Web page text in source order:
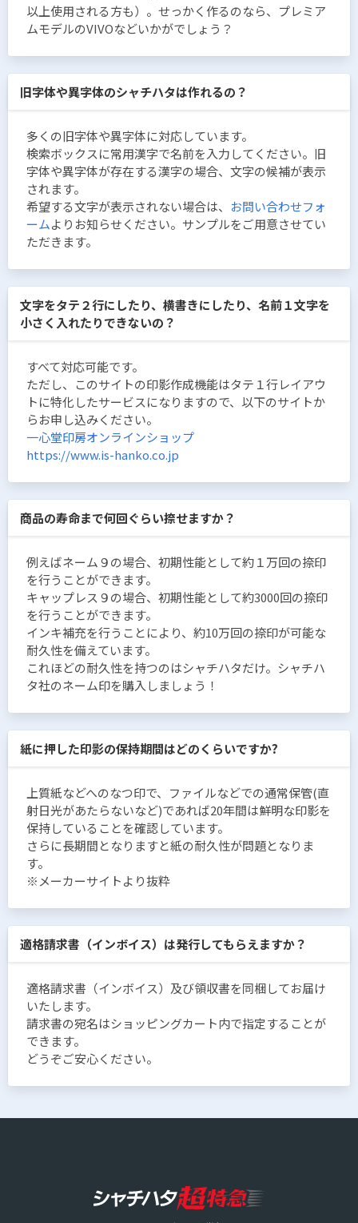
以上使用される方も）。せっかく作るのなら、プレミア
ムモデルのVIVOなどいかがでしょう？
旧字体や異字体のシャチハタは作れるの？
多くの旧字体や異字体に対応しています。
検索ボックスに常用漢字で名前を入力してください。旧
字体や異字体が存在する漢字の場合、文字の候補が表示
されます。
希望する文字が表示されない場合は、 お問い合わせフォ
ームよりお知らせください。サンプルをご用意させてい
ただきます。
文字をタテ２行にしたり、横書きにしたり、名前１文字を
小さく入れたりできないの？
すべて対応可能です。
ただし、このサイトの印影作成機能はタテ１行レイアウ
トに特化したサービスになりますので、以下のサイトか
らお申し込みください。
一心堂印房オンラインショップ
https://www.is-hanko.co.jp
商品の寿命まで何回ぐらい捺せますか？
例えばネーム９の場合、初期性能として約１万回の捺印
を行うことができます。
キャップレス９の場合、初期性能として約3000回の捺印
を行うことができます。
インキ補充を行うことにより、約10万回の捺印が可能な
耐久性を備えています。
これほどの耐久性を持つのはシャチハタだけ。シャチハ
タ社のネーム印を購入しましょう！
紙に押した印影の保持期間はどのくらいですか?
上質紙などへのなつ印で、ファイルなどでの通常保管(直
射日光があたらないなど)であれば20年間は鮮明な印影を
保持していることを確認しています。
さらに長期間となりますと紙の耐久性が問題となりま
す。
※メーカーサイトより抜粋
適格請求書（インボイス）は発行してもらえますか？
適格請求書（インボイス）及び領収書を同梱してお届け
いたします。
請求書の宛名はショッピングカート内で指定することが
できます。
どうぞご安心ください。